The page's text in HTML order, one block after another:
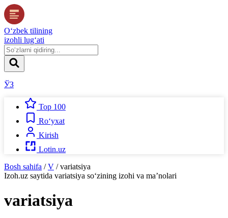
O‘zbek tilining
izohli lug‘ati
ЎЗ
Top 100
Ro‘yxat
Kirish
Lotin.uz
Bosh sahifa / V / variatsiya
Izoh.uz saytida variatsiya so‘zining izohi va ma’nolari
variatsiya